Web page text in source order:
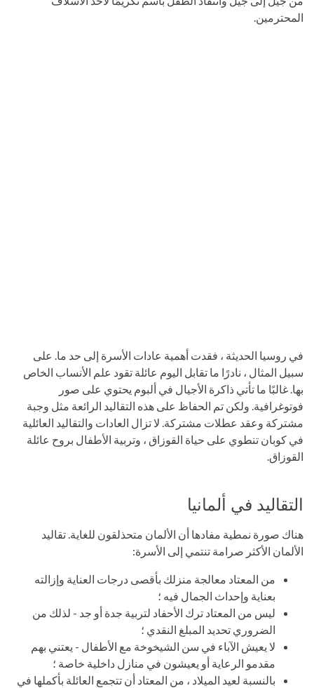
المحترمين.
في روسيا الحديثة ، فقدت أهمية عادات الأسرة إلى حد ما. على
سبيل المثال ، نادرًا ما تقابل اليوم عائلة تقود علم الأنساب الخاص
بها. غالبًا ما تأتي ذاكرة الأجيال في ألبوم يحتوي على صور
فوتوغرافية. ولكن تم الحفاظ على هذه التقاليد الرائعة مثل وجبة
مشتركة وعقد عطلات مشتركة. لا تزال العادات والتقاليد العائلية
في كوبان تنطوي على حياة القوزاق ، وتربية الأطفال بروح عائلة
القوزاق.
التقاليد في ألمانيا
هناك صورة نمطية مفادها أن الألمان متحذلقون للغاية. تقاليد
الألمان الأكثر صرامة تنتمي إلى الأسرة:
من المعتاد معالجة منزلك بأقصى درجات العناية وإزالته
بعناية وإحداث الجمال فيه ؛
ليس من المعتاد ترك الأحفاد لتربية جدة أو جد - لذلك من
الضروري تحديد المبلغ النقدي ؛
لا يعيش الآباء في سن الشيخوخة مع الأطفال - يعتني بهم
مقدمو الرعاية أو يعيشون في منازل داخلية خاصة ؛
بالنسبة لعيد الميلاد ، من المعتاد أن تتجمع العائلة بأكملها في